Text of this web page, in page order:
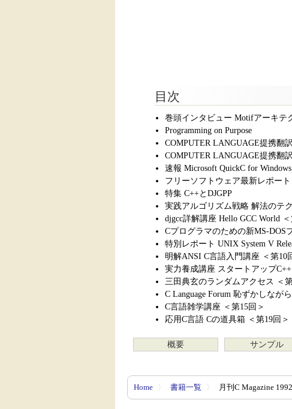
目次
巻頭インタビュー Motifアーキテ
Programming on Purpose
COMPUTER LANGUAGE提携翻
COMPUTER LANGUAGE提携翻
速報 Microsoft QuickC for Windows
フリーソフトウェア最新レポート
特集 C++とDJGPP
実践アルゴリズム戦略 解法のテ
djgcc詳解講座 Hello GCC World ＜
Cプログラマのための新MS-DOS
特別レポート UNIX System V
明解ANSI C言語入門講座 ＜第10
実力養成講座 スタートアップ
三田典玄のランダムアクセス ＜
C Language Forum 恥ずかしなが
C言語雑学講座 ＜第15回＞
応用C言語 Cの道具箱 ＜第19回
概要 サンプル
Home 〉 書籍一覧 〉 月刊C Magazine